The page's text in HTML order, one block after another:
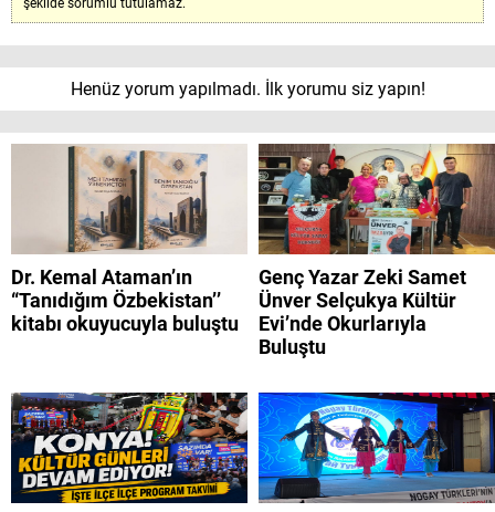
Henüz yorum yapılmadı. İlk yorumu siz yapın!
Dr. Kemal Ataman’ın
“Tanıdığım Özbekistan’’
kitabı okuyucuyla buluştu
Genç Yazar Zeki Samet
Ünver Selçukya Kültür
Evi’nde Okurlarıyla
Buluştu